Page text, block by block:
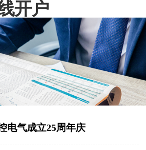
开户
电气成立25周年庆